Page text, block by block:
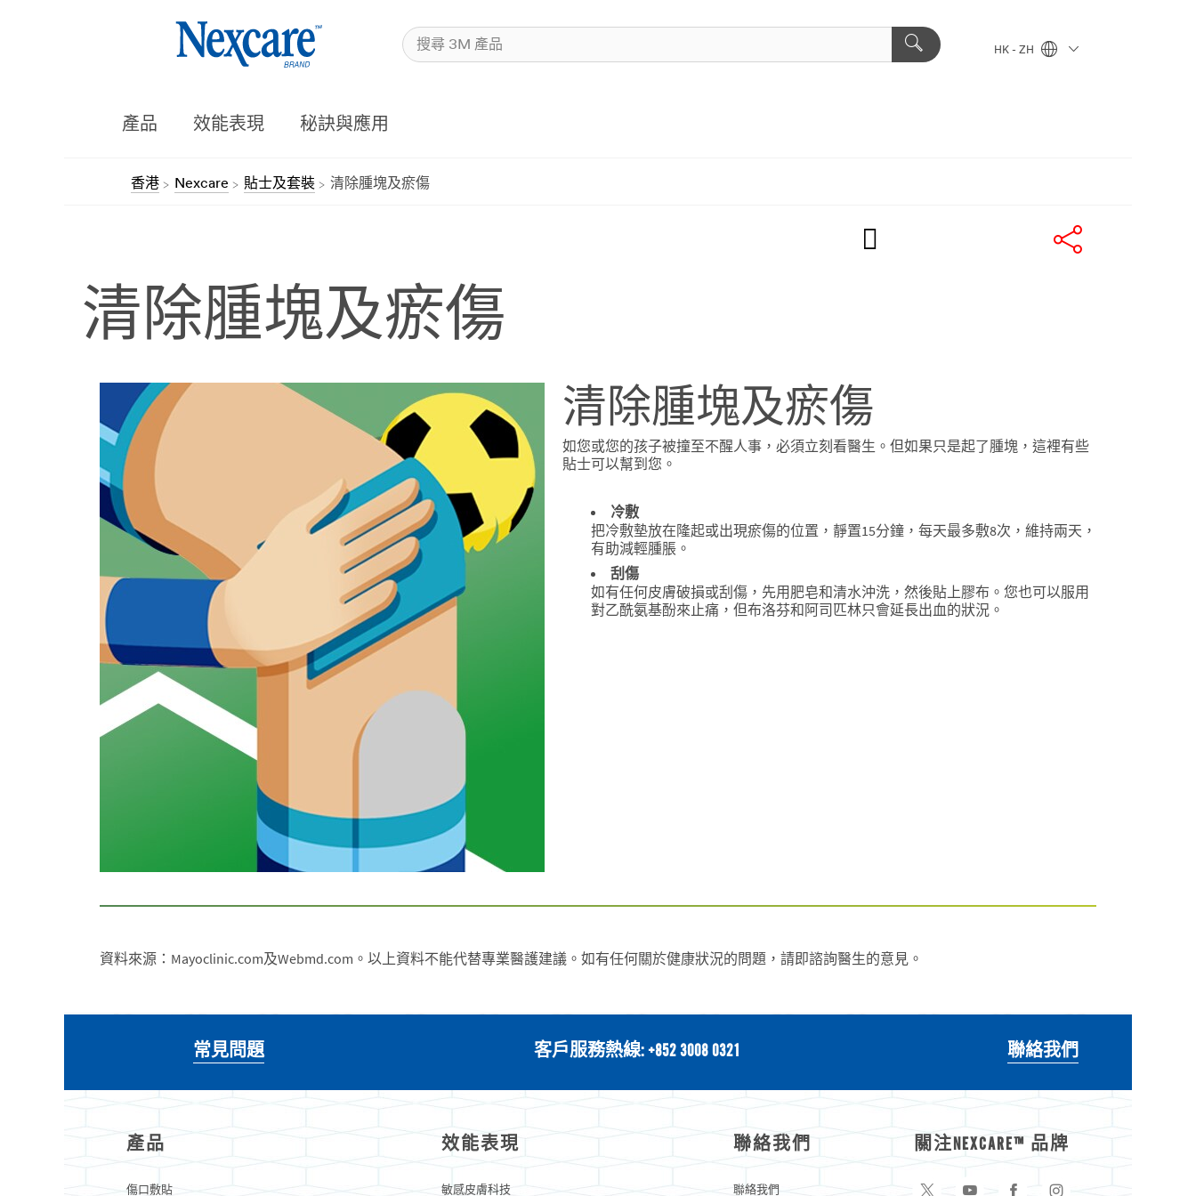
HK - ZH
產品 效能表現 秘訣與應用
香港 Nexcare 貼士及套裝 清除腫塊及瘀傷
清除腫塊及瘀傷
清除腫塊及瘀傷
如您或您的孩子被撞至不醒人事，必須立刻看醫生。但如果只是起了腫塊，這裡有些
貼士可以幫到您。
冷敷
把冷敷墊放在隆起或出現瘀傷的位置，靜置15分鐘，每天最多敷8次，維持兩天，
有助減輕腫脹。
刮傷
如有任何皮膚破損或刮傷，先用肥皂和清水沖洗，然後貼上膠布。您也可以服用
對乙酰氨基酚來止痛，但布洛芬和阿司匹林只會延長出血的狀況。
資料來源：Mayoclinic.com及Webmd.com。以上資料不能代替專業醫護建議。如有任何關於健康狀況的問題，請即諮詢醫生的意見。
常見問題 客戶服務熱線: +852 3008 0321 聯絡我們
產品
傷口敷貼
效能表現
敏感皮膚科技
聯絡我們
聯絡我們
關注NEXCARE™ 品牌